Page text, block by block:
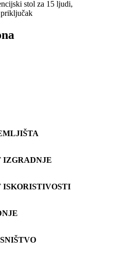
stol za 15 ljudi,
IZGRADNJE
ISKORISTIVOSTI